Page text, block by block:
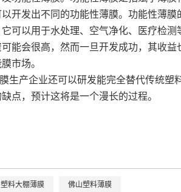
开发出不同的功能性薄膜。功能性薄
可以用于水处理、空气净化、医疗检
能会很高，然而一旦开发成功，其收
市场。
生产企业还可以研发能完全替代传统
点，预计这将是一个漫长的过程。
塑料大棚薄膜 佛山塑料薄膜